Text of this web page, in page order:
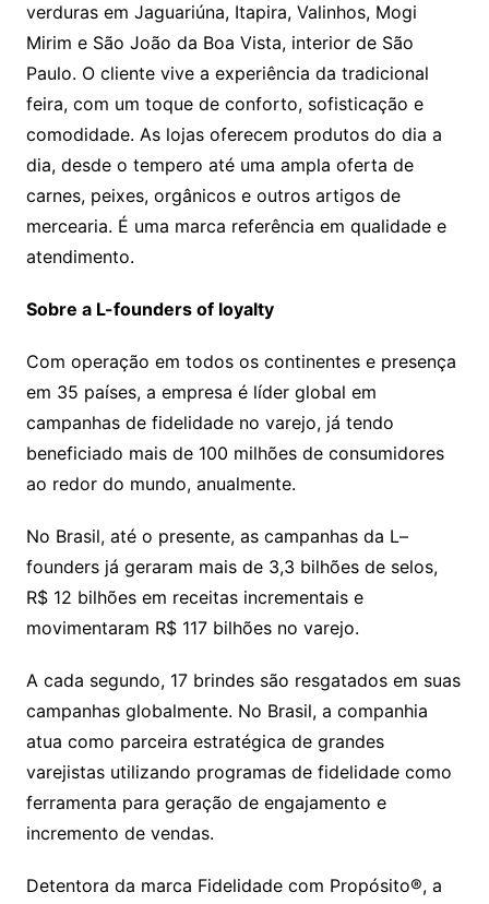
verduras em Jaguariúna, Itapira, Valinhos, Mogi
Mirim e São João da Boa Vista, interior de São
Paulo. O cliente vive a experiência da tradicional
feira, com um toque de conforto, sofisticação e
comodidade. As lojas oferecem produtos do dia a
dia, desde o tempero até uma ampla oferta de
carnes, peixes, orgânicos e outros artigos de
mercearia. É uma marca referência em qualidade e
atendimento.
Sobre a L-founders of loyalty
Com operação em todos os continentes e presença
em 35 países, a empresa é líder global em
campanhas de fidelidade no varejo, já tendo
beneficiado mais de 100 milhões de consumidores
ao redor do mundo, anualmente.
No Brasil, até o presente, as campanhas da L–
founders já geraram mais de 3,3 bilhões de selos,
R$ 12 bilhões em receitas incrementais e
movimentaram R$ 117 bilhões no varejo.
A cada segundo, 17 brindes são resgatados em suas
campanhas globalmente. No Brasil, a companhia
atua como parceira estratégica de grandes
varejistas utilizando programas de fidelidade como
ferramenta para geração de engajamento e
incremento de vendas.
Detentora da marca Fidelidade com Propósito®, a